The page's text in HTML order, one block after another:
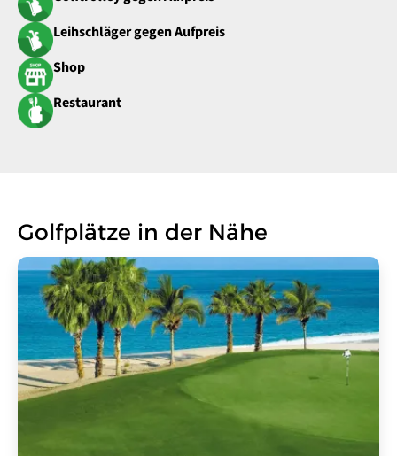
Leihschläger gegen Aufpreis
Shop
Restaurant
Golfplätze in der Nähe